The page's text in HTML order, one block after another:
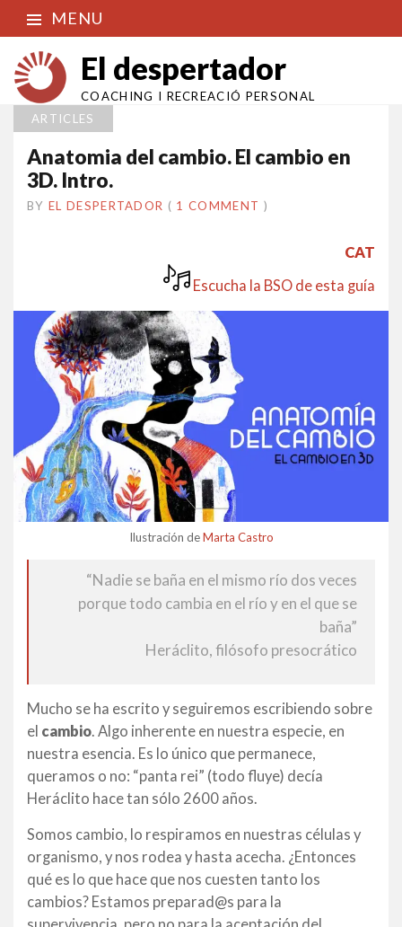
MENU
El despertador
COACHING I RECREACIÓ PERSONAL
ARTICLES
Anatomia del cambio. El cambio en
3D. Intro.
BY EL DESPERTADOR ON
7•( 1 COMMENT )
CAT
Escucha la BSO de esta guía
Ilustración deMarta Castro
“Nadie se baña en el mismo río dos veces
porque todo cambia en el río y en el que se
baña”
Heráclito, filósofo presocrático
Mucho se ha escrito y seguiremos escribiendo sobre
el cambio. Algo inherente en nuestra especie, en
nuestra esencia. Es lo único que permanece,
queramos o no: “panta rei” (todo fluye) decía
Heráclito hace tan sólo 2600 años.
Somos cambio, lo respiramos en nuestras células y
organismo, y nos rodea y hasta acecha. ¿Entonces
qué es lo que hace que nos cuesten tanto los
cambios? Estamos preparad@s para la